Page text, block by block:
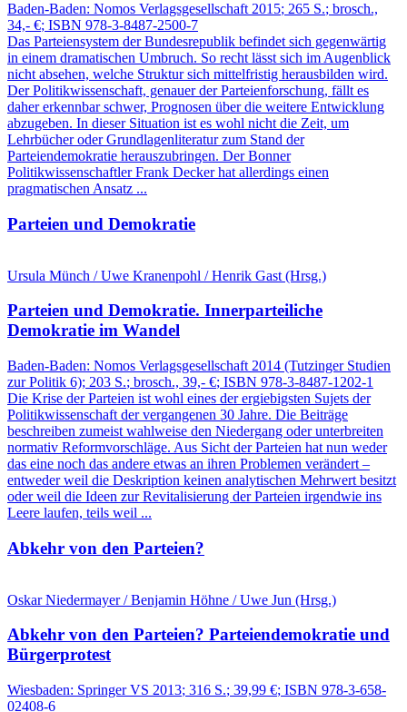
Baden-Baden: Nomos Verlagsgesellschaft 2015; 265 S.; brosch.,
34,- €; ISBN 978-3-8487-2500-7
Das Parteiensystem der Bundesrepublik befindet sich gegenwärtig
in einem dramatischen Umbruch. So recht lässt sich im Augenblick
nicht absehen, welche Struktur sich mittelfristig herausbilden wird.
Der Politikwissenschaft, genauer der Parteienforschung, fällt es
daher erkennbar schwer, Prognosen über die weitere Entwicklung
abzugeben. In dieser Situation ist es wohl nicht die Zeit, um
Lehrbücher oder Grundlagenliteratur zum Stand der
Parteiendemokratie herauszubringen. Der Bonner
Politikwissenschaftler Frank Decker hat allerdings einen
pragmatischen Ansatz ...
Parteien und Demokratie
Ursula Münch / Uwe Kranenpohl / Henrik Gast (Hrsg.)
Parteien und Demokratie. Innerparteiliche
Demokratie im Wandel
Baden-Baden: Nomos Verlagsgesellschaft 2014 (Tutzinger Studien
zur Politik 6); 203 S.; brosch., 39,- €; ISBN 978-3-8487-1202-1
Die Krise der Parteien ist wohl eines der ergiebigsten Sujets der
Politikwissenschaft der vergangenen 30 Jahre. Die Beiträge
beschreiben zumeist wahlweise den Niedergang oder unterbreiten
normativ Reformvorschläge. Aus Sicht der Parteien hat nun weder
das eine noch das andere etwas an ihren Problemen verändert –
entweder weil die Deskription keinen analytischen Mehrwert besitzt
oder weil die Ideen zur Revitalisierung der Parteien irgendwie ins
Leere laufen, teils weil ...
Abkehr von den Parteien?
Oskar Niedermayer / Benjamin Höhne / Uwe Jun (Hrsg.)
Abkehr von den Parteien? Parteiendemokratie und
Bürgerprotest
Wiesbaden: Springer VS 2013; 316 S.; 39,99 €; ISBN 978-3-658-
02408-6